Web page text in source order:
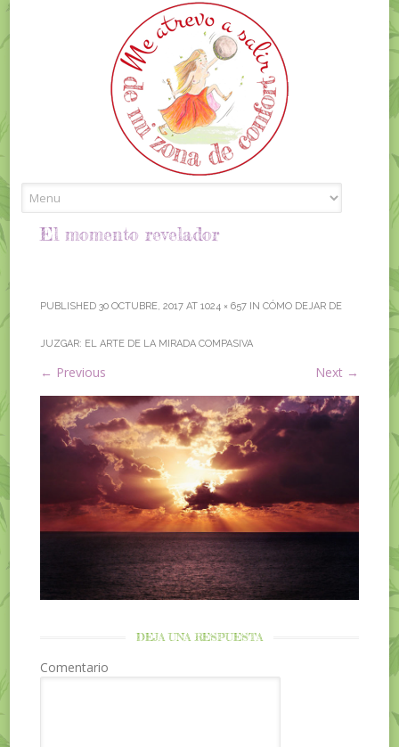
El momento revelador
PUBLISHED30 OCTUBRE, 2017 AT1024 × 657 INCÓMO DEJAR DE
JUZGAR: EL ARTE DE LA MIRADA COMPASIVA
← Previous Next →
DEJA UNA RESPUESTA
Comentario